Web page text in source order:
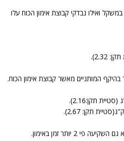
ואילו נבדקי קבוצת אימון הכוח עלו
בהיקף המותניים מאשר קבוצת אימון הכוח.
יותר זמן באימון.